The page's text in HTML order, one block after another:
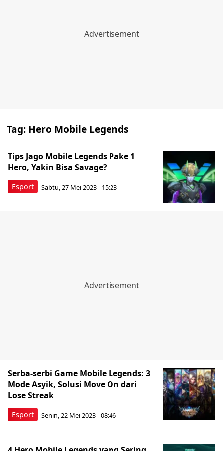
Tag: Hero Mobile Legends
Esport
Tips Jago Mobile Legends Pake 1
Hero, Yakin Bisa Savage?
Sabtu, 27 Mei 2023 - 15:23
Esport
Serba-serbi Game Mobile Legends: 3
Mode Asyik, Solusi Move On dari
Lose Streak
Senin, 22 Mei 2023 - 08:46